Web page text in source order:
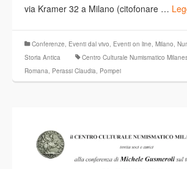
via Kramer 32 a Milano (citofonare …
Conferenze, Eventi dal vivo, Eventi on line, Milano,
Storia Antica
Centro Culturale Numismatico
Romana, Perassi Claudia, Pompei